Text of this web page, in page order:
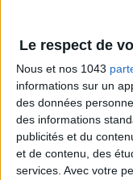
Le respect de
Nous et nos 1043
informations sur un
des données
des informations
publicités et du
et de contenu, des
services. Avec votre
15